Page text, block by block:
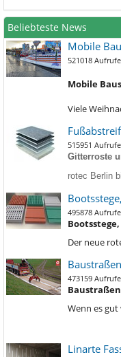
Beliebteste News
Mobile
521018 Aufrufe
Mobile
Viele
515951 Aufrufe
Gitterroste
rotec Berlin
495878 Aufrufe
Der neue
473159 Aufrufe
Wenn es
Linarte